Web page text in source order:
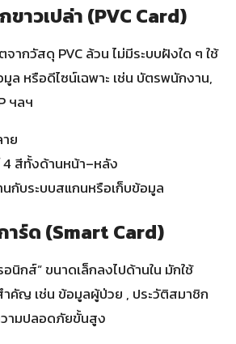
าวเปล่า (PVC Card)
กวัสดุ PVC ล้วน ไม่มีระบบฝังใด ๆ ใช้
หรือดีไซน์เฉพาะ เช่น บัตรพนักงาน,
ฯลฯ
ย
4 สีทั้งด้านหน้า–หลัง
นกับระบบสแกนหรือเก็บข้อมูล
าร์ด (Smart Card)
นิกส์” ขนาดเล็กลงไปด้านใน มักใช้
คัญ เช่น ข้อมูลผู้ป่วย , ประวัติสมาชิก
วามปลอดภัยขั้นสูง